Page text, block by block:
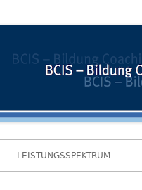
LEISTUNGSSPEKTRUM